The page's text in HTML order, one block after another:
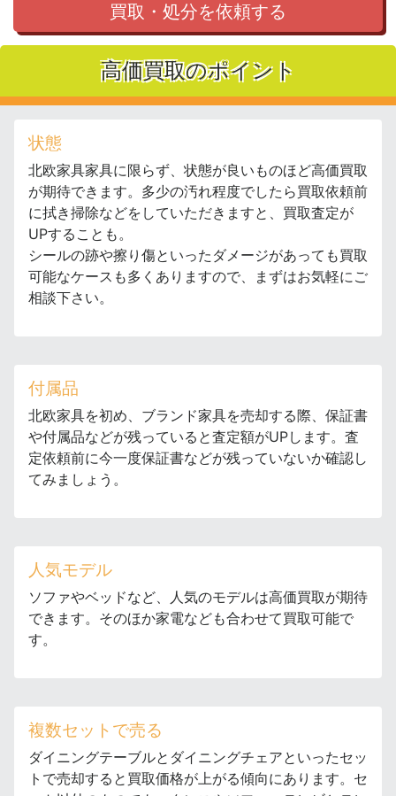
買取・処分を依頼する
高価買取のポイント
状態
北欧家具家具に限らず、状態が良いものほど高価買取
が期待できます。多少の汚れ程度でしたら買取依頼前
に拭き掃除などをしていただきますと、買取査定が
UPすることも。
シールの跡や擦り傷といったダメージがあっても買取
可能なケースも多くありますので、まずはお気軽にご
相談下さい。
付属品
北欧家具を初め、ブランド家具を売却する際、保証書
や付属品などが残っていると査定額がUPします。査
定依頼前に今一度保証書などが残っていないか確認し
てみましょう。
人気モデル
ソファやベッドなど、人気のモデルは高価買取が期待
できます。そのほか家電なども合わせて買取可能で
す。
複数セットで売る
ダイニングテーブルとダイニングチェアといったセッ
トで売却すると買取価格が上がる傾向にあります。セ